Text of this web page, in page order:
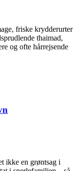
friske krydderurter
thaimad,
og ofte hårrejsende
ikke en grøntsag i